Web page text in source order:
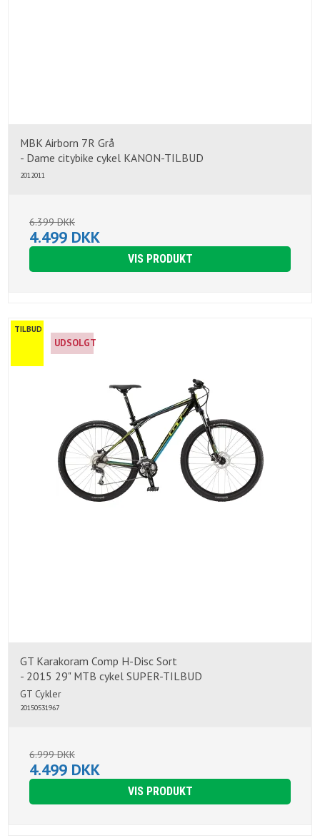
MBK Airborn 7R Grå
- Dame citybike cykel KANON-TILBUD
2012011
6.399 DKK
4.499 DKK
VIS PRODUKT
TILBUD
UDSOLGT
GT Karakoram Comp H-Disc Sort
- 2015 29" MTB cykel SUPER-TILBUD
GT Cykler
20150531967
6.999 DKK
4.499 DKK
VIS PRODUKT